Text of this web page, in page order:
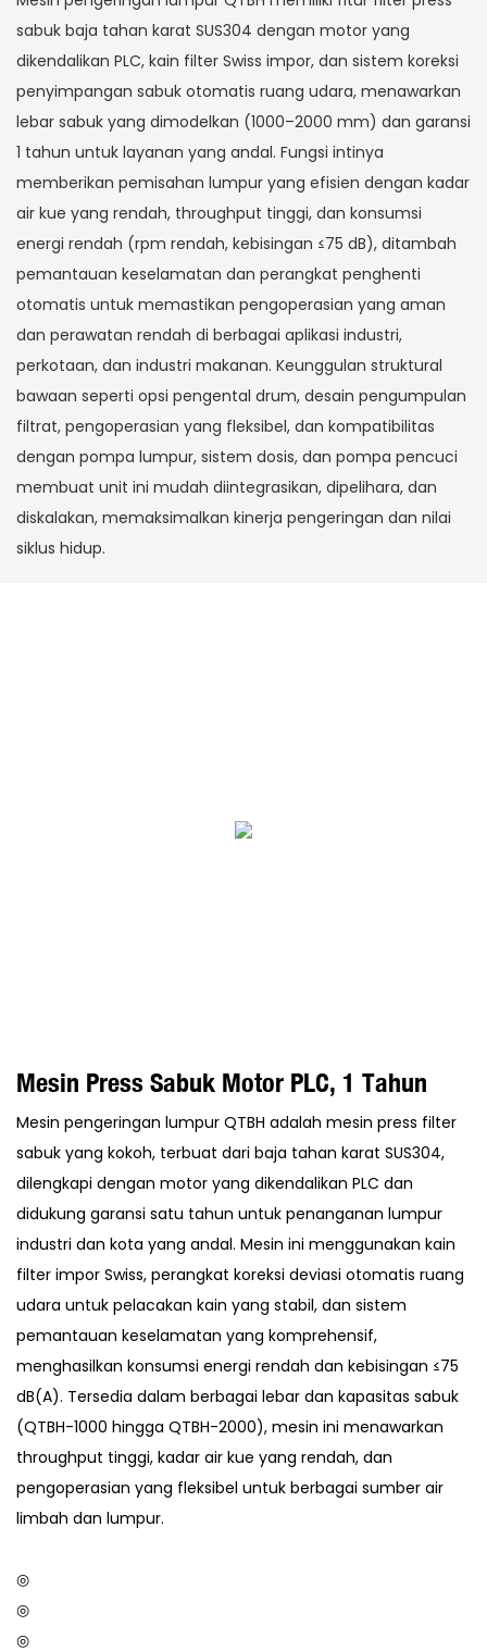
sabuk baja tahan karat SUS304 dengan motor yang
dikendalikan PLC, kain filter Swiss impor, dan sistem koreksi
penyimpangan sabuk otomatis ruang udara, menawarkan
lebar sabuk yang dimodelkan (1000–2000 mm) dan garansi
1 tahun untuk layanan yang andal. Fungsi intinya
memberikan pemisahan lumpur yang efisien dengan kadar
air kue yang rendah, throughput tinggi, dan konsumsi
energi rendah (rpm rendah, kebisingan ≤75 dB), ditambah
pemantauan keselamatan dan perangkat penghenti
otomatis untuk memastikan pengoperasian yang aman
dan perawatan rendah di berbagai aplikasi industri,
perkotaan, dan industri makanan. Keunggulan struktural
bawaan seperti opsi pengental drum, desain pengumpulan
filtrat, pengoperasian yang fleksibel, dan kompatibilitas
dengan pompa lumpur, sistem dosis, dan pompa pencuci
membuat unit ini mudah diintegrasikan, dipelihara, dan
diskalakan, memaksimalkan kinerja pengeringan dan nilai
siklus hidup.
Mesin Press Sabuk Motor PLC, 1 Tahun
Mesin pengeringan lumpur QTBH adalah mesin press filter
sabuk yang kokoh, terbuat dari baja tahan karat SUS304,
dilengkapi dengan motor yang dikendalikan PLC dan
didukung garansi satu tahun untuk penanganan lumpur
industri dan kota yang andal. Mesin ini menggunakan kain
filter impor Swiss, perangkat koreksi deviasi otomatis ruang
udara untuk pelacakan kain yang stabil, dan sistem
pemantauan keselamatan yang komprehensif,
menghasilkan konsumsi energi rendah dan kebisingan ≤75
dB(A). Tersedia dalam berbagai lebar dan kapasitas sabuk
(QTBH-1000 hingga QTBH-2000), mesin ini menawarkan
throughput tinggi, kadar air kue yang rendah, dan
pengoperasian yang fleksibel untuk berbagai sumber air
limbah dan lumpur.
◎
◎
◎